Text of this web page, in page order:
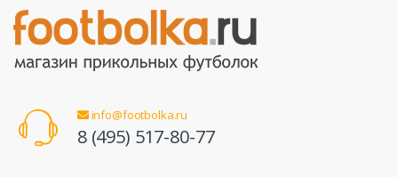
info@footbolka.ru
8 (495) 517-80-77